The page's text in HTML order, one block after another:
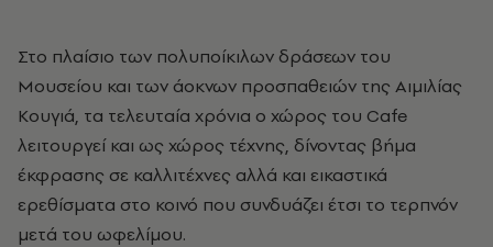
Στο πλαίσιο των πολυποίκιλων δράσεων του
Μουσείου και των άοκνων προσπαθειών της Αιμιλίας
Κουγιά, τα τελευταία χρόνια ο χώρος του Cafe
λειτουργεί και ως χώρος τέχνης, δίνοντας βήμα
έκφρασης σε καλλιτέχνες αλλά και εικαστικά
ερεθίσματα στο κοινό που συνδυάζει έτσι το τερπνόν
μετά του ωφελίμου.